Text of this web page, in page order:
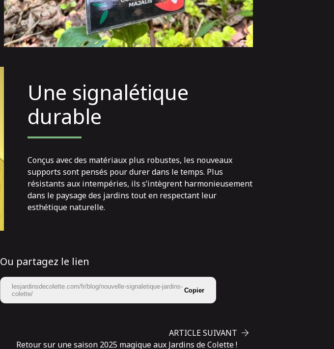
Une signalétique
durable
Conçus avec des matériaux plus robustes, les nouveaux
supports sont pensés pour durer dans le temps. Plus
résistants aux intempéries, ils s’intègrent harmonieusement
dans le paysage des jardins tout en respectant leur
esthétique naturelle.
Ou partagez le lien
lesjardinsdecolette.com/fr/blog/nouvelle-signaletique-jardins-
colette/
Copier
ARTICLE SUIVANT
Retour sur une saison 2025 magique aux Jardins de Colette !